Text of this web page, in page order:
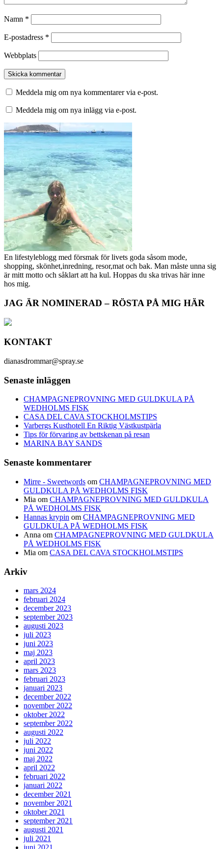
Namn *
E-postadress *
Webbplats
Meddela mig om nya kommentarer via e-post.
Meddela mig om nya inlägg via e-post.
En lifestyleblogg med försmak för livets goda såsom mode,
shopping, skönhet,inredning, resor,mat och bak. Man måste unna sig
är mitt motto och såklart att ha kul. Hoppas du ska trivas här inne
hos mig.
JAG ÄR NOMINERAD – RÖSTA PÅ MIG HÄR
KONTAKT
dianasdrommar@spray.se
Senaste inläggen
CHAMPAGNEPROVNING MED GULDKULA PÅ
WEDHOLMS FISK
CASA DEL CAVA STOCKHOLMSTIPS
Varbergs Kusthotell En Riktig Västkustpärla
Tips för förvaring av bettskenan på resan
MARINA BAY SANDS
Senaste kommentarer
Mirre - Sweetwords om CHAMPAGNEPROVNING MED
GULDKULA PÅ WEDHOLMS FISK
Mia om CHAMPAGNEPROVNING MED GULDKULA
PÅ WEDHOLMS FISK
Hannas krypin om CHAMPAGNEPROVNING MED
GULDKULA PÅ WEDHOLMS FISK
Anna om CHAMPAGNEPROVNING MED GULDKULA
PÅ WEDHOLMS FISK
Mia om CASA DEL CAVA STOCKHOLMSTIPS
Arkiv
mars 2024
februari 2024
december 2023
september 2023
augusti 2023
juli 2023
juni 2023
maj 2023
april 2023
mars 2023
februari 2023
januari 2023
december 2022
november 2022
oktober 2022
september 2022
augusti 2022
juli 2022
juni 2022
maj 2022
april 2022
februari 2022
januari 2022
december 2021
november 2021
oktober 2021
september 2021
augusti 2021
juli 2021